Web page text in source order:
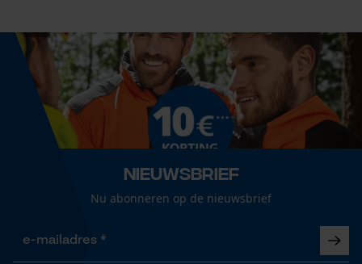
Nieuwsbrief
Nu abonneren op de nieuwsbrief